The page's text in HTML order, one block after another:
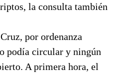
la consulta también
por ordenanza
podía circular y ningún
A primera hora, el